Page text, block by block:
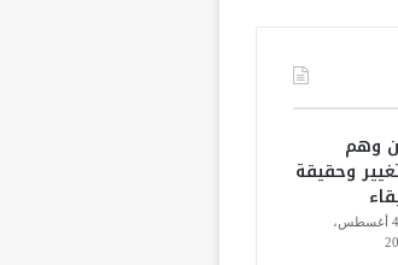
وهم
وحقيقة
4 أغسطس،